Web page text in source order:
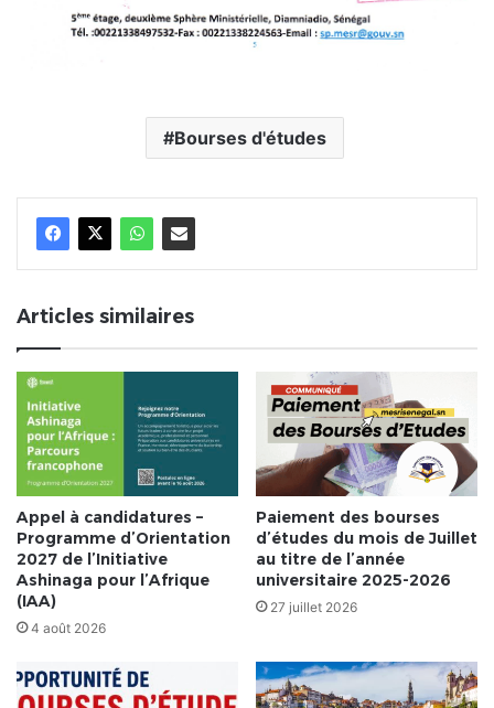
Bourses d'études
Articles similaires
Appel à candidatures –
Programme d’Orientation
2027 de l’Initiative
Ashinaga pour l’Afrique
(IAA)
4 août 2026
Paiement des bourses
d’études du mois de Juillet
au titre de l’année
universitaire 2025-2026
27 juillet 2026